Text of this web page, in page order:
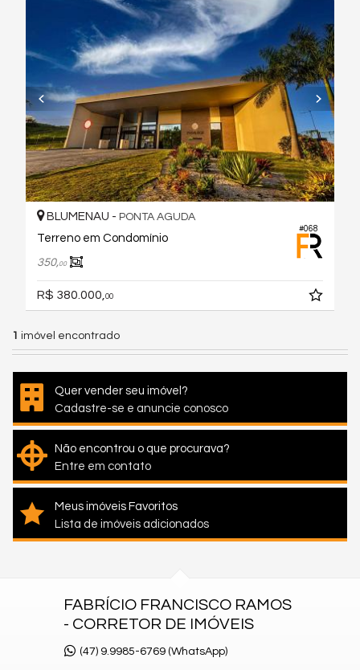
#068
BLUMENAU - PONTA AGUDA
Terreno em Condomínio
350,00
R$ 380.000, 00
1 imóvel encontrado
Quer vender seu imóvel?
Cadastre-se e anuncie conosco
Não encontrou o que procurava?
Entre em contato
Meus imóveis Favoritos
Lista de imóveis adicionados
FABRÍCIO FRANCISCO RAMOS
- CORRETOR DE IMÓVEIS
(47) 9.9985-6769 (WhatsApp)